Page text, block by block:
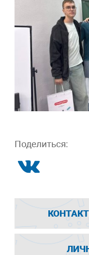
Поделиться: